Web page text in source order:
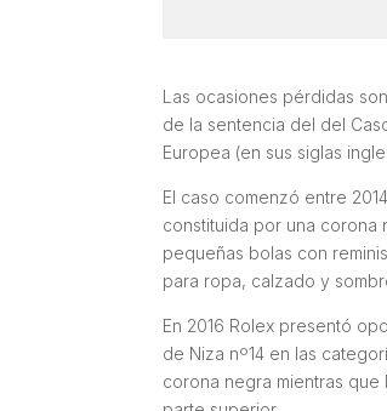
Las ocasiones pérdidas
de la sentencia del del
Europea (en sus siglas
El caso comenzó entre
constituida por una corona
pequeñas bolas con
para ropa, calzado y
En 2016 Rolex presentó
de Niza nº14 en las
corona negra mientras